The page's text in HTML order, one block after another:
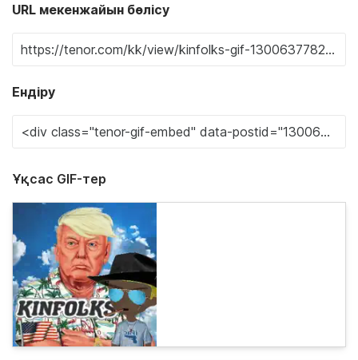
URL мекенжайын бөлісу
Ендіру
Ұқсас GIF-тер